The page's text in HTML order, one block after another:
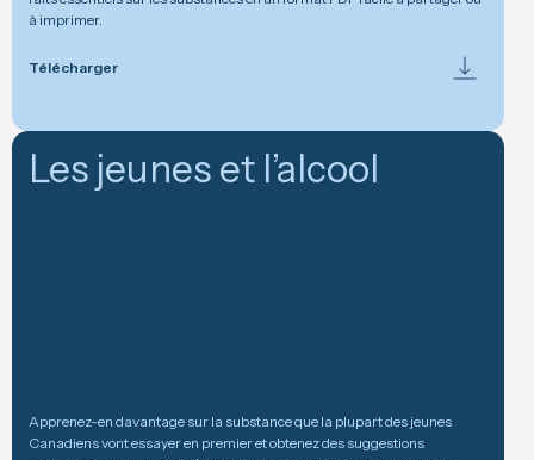
à imprimer.
Télécharger
Les jeunes et l’alcool
Apprenez-en davantage sur la substance que la plupart des jeunes
Canadiens vont essayer en premier et obtenez des suggestions